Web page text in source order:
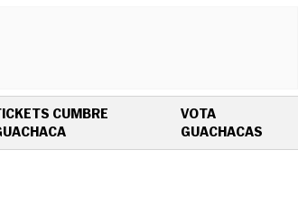
CUMBRE
OPENS IN NEW WINDOW
VOTA
GUACHACAS